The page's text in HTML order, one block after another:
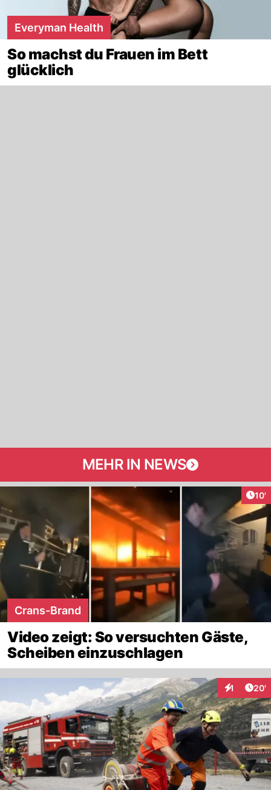
Everyman Health
So machst du Frauen im Bett
glücklich
MEHR IN NEWS
10'
Crans-Brand
Video zeigt: So versuchten Gäste,
Scheiben einzuschlagen
1 20'